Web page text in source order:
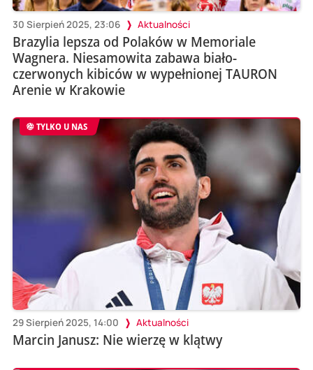
30 Sierpień 2025, 23:06 Aktualności
Brazylia lepsza od Polaków w Memoriale
Wagnera. Niesamowita zabawa biało-
czerwonych kibiców w wypełnionej TAURON
Arenie w Krakowie
TYLKO U NAS
29 Sierpień 2025, 14:00 Aktualności
Marcin Janusz: Nie wierzę w klątwy